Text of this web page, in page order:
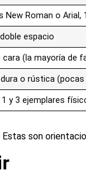
New Roman o Arial,
espacio
cara (la mayoría de
o rústica
1 y 3 ejemplares
son